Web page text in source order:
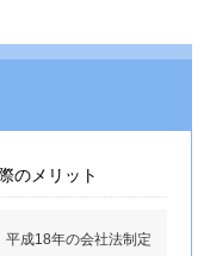
のメリット
平成18年の会社法制定